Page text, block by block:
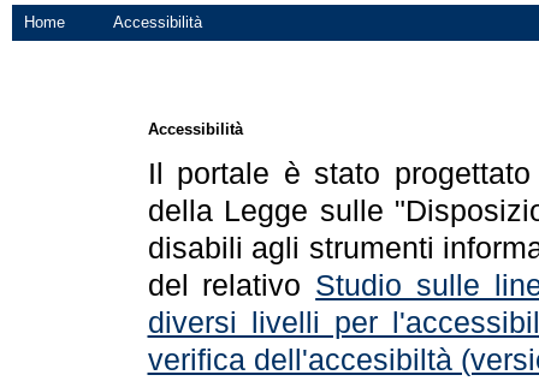
Home Accessibilità
Accessibilità
Il portale è stato
della Legge sulle
disabili agli strumenti
del relativo Studio sulle
diversi livelli per
verifica dell'accesibiltà